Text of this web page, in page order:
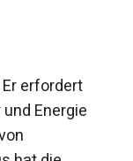
erfordert
Energie